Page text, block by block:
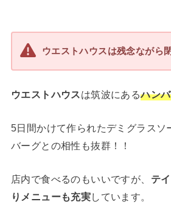
ウエストハウスは残念ながら
ウエストハウスは筑波にあるハン
5日間かけて作られたデミグラスソ
バーグとの相性も抜群！！
店内で食べるのもいいですが、 テ
りメニューも充実しています。